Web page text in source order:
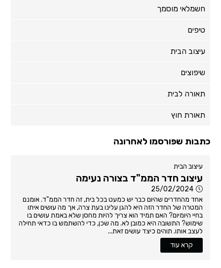
חשמלאי מוסמך
טיפים
עיצוב הבית
שיפוצים
תאורה לבית
תאורת חוץ
כתבות שפורסמו לאחרונה
עיצוב הבית
עיצוב חדר הממ"ד בצורה נעימה
25/02/2024
אחד מהחדרים שהיום כבר יש כמעט בכל בית, זה חדר הממ"ד. אומנם
המטרה של החדר הזה היא להגן עלינו בעת צרה, אך מה עושים איתו
בחיי היומיום? האם תמיד הוא צריך להיות מחסן שלא באמת עושים בו
שימוש? התשובה היא כמובן לא. מה שכן, כדי להשתמש בו כדאי תחילה
לעצב אותו. תוהים כיצד עושים זאת...
קרא עוד